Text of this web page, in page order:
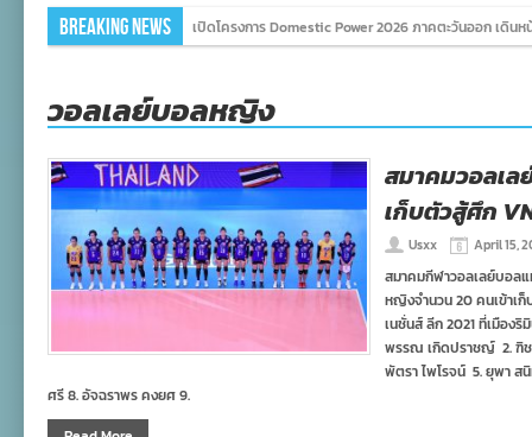
Breaking News เปิดโครงการ Domestic Power 2026 ภาคตะวันออก เดิน
วอลเลย์บอลหญิง
สมาคมวอลเล
เก็บตัวสู้ศึก
Usxx April 15,
สมาคมกีฬาวอลเลย์บอลแ
หญิงจำนวน 20 คนเข้าเ
เนชั่นส์ ลีก 2021 ที่เมืองริ
พรรณ เกิดปราชญ์ 2. ฑิ
พัตรา ไพโรจน์ 5. ยุพา ส
ศรี 8. อัจฉราพร คงยศ 9.